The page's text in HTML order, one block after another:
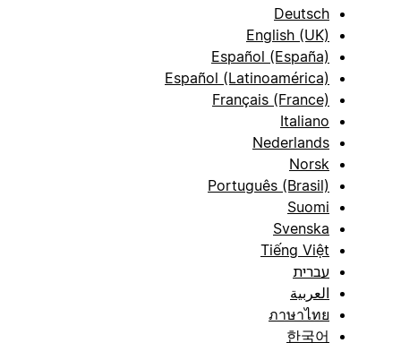
Deutsch
English (UK)
Español (España)
Español (Latinoamérica)
Français (France)
Italiano
Nederlands
Norsk
Português (Brasil)
Suomi
Svenska
Tiếng Việt
עברית
العربية
ภาษาไทย
한국어